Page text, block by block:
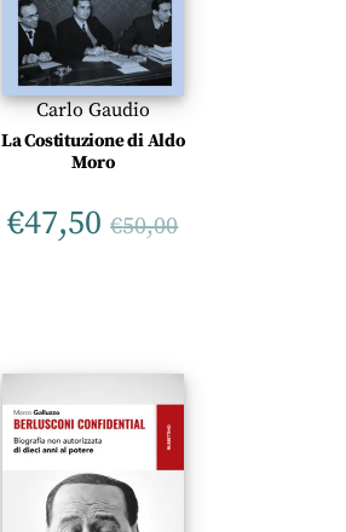
Carlo Gaudio
La Costituzione di Aldo
Moro
€47,50 €50,00